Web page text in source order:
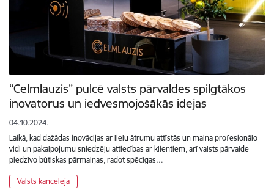
“Celmlauzis” pulcē valsts pārvaldes spilgtākos
inovatorus un iedvesmojošākās idejas
04.10.2024.
Laikā, kad dažādas inovācijas ar lielu ātrumu attīstās un maina profesionālo
vidi un pakalpojumu sniedzēju attiecības ar klientiem, arī valsts pārvalde
piedzīvo būtiskas pārmaiņas, radot spēcīgas…
Valsts kanceleja